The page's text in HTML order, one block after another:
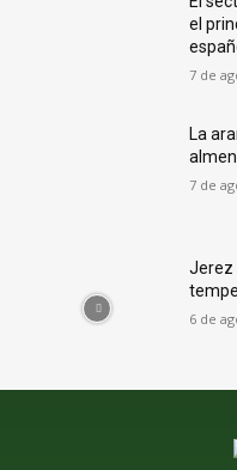
el
7 de
La
7 de
Jerez
6 de